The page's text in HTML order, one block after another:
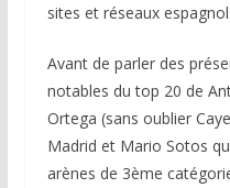
sites et réseaux
Avant de parler des
notables du top 20 de
Ortega (sans oublier
Madrid et Mario Sotos
arènes de 3ème